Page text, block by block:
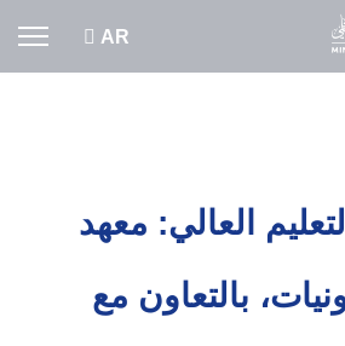
اختر لغتك
AR
العالي: معهد
بالتعاون مع